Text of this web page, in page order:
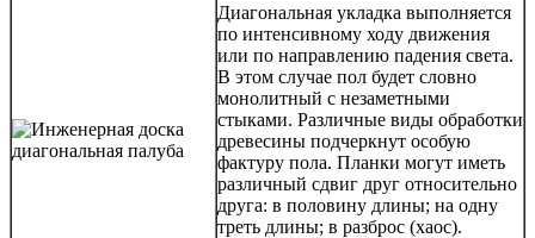
Диагональная укладка выполняется
по интенсивному ходу движения
или по направлению падения света.
В этом случае пол будет словно
монолитный с незаметными
стыками. Различные виды обработки
древесины подчеркнут особую
фактуру пола. Планки могут иметь
различный сдвиг друг относительно
друга: в половину длины; на одну
треть длины; в разброс (хаос).